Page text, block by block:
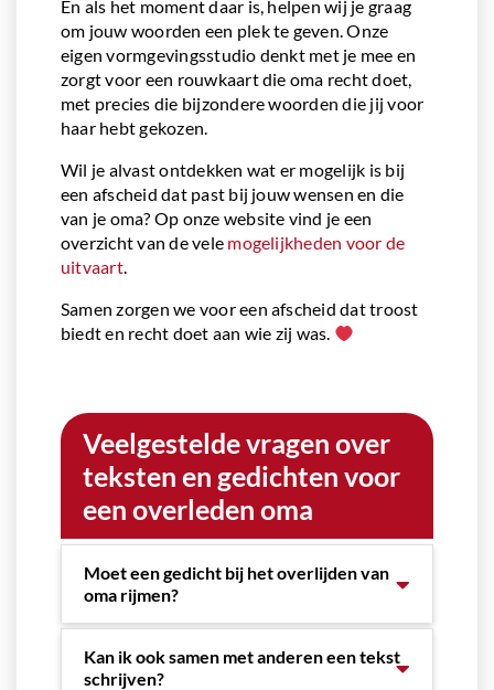
En als het moment daar is, helpen wij je graag
om jouw woorden een plek te geven. Onze
eigen vormgevingsstudio denkt met je mee en
zorgt voor een rouwkaart die oma recht doet,
met precies die bijzondere woorden die jij voor
haar hebt gekozen.
Wil je alvast ontdekken wat er mogelijk is bij
een afscheid dat past bij jouw wensen en die
van je oma? Op onze website vind je een
overzicht van de vele mogelijkheden voor de
uitvaart.
Samen zorgen we voor een afscheid dat troost
biedt en recht doet aan wie zij was.
Veelgestelde vragen over
teksten en gedichten voor
een overleden oma
Moet een gedicht bij het overlijden van
oma rijmen?
Kan ik ook samen met anderen een tekst
schrijven?